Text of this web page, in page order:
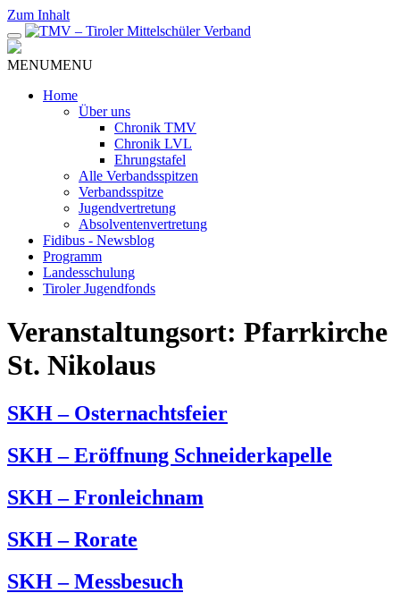
Zum Inhalt
MENUMENU
Home
Über uns
Chronik TMV
Chronik LVL
Ehrungstafel
Alle Verbandsspitzen
Verbandsspitze
Jugendvertretung
Absolventenvertretung
Fidibus - Newsblog
Programm
Landesschulung
Tiroler Jugendfonds
Veranstaltungsort: Pfarrkirche
St. Nikolaus
SKH – Osternachtsfeier
SKH – Eröffnung Schneiderkapelle
SKH – Fronleichnam
SKH – Rorate
SKH – Messbesuch